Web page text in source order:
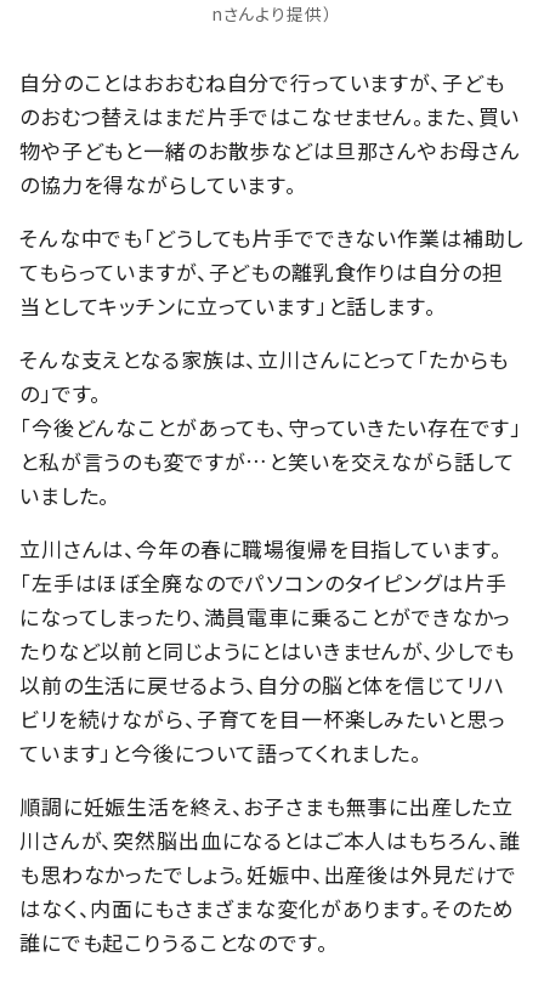
nさんより提供）
自分のことはおおむね自分で行っていますが、子ども
のおむつ替えはまだ片手ではこなせません。また、買い
物や子どもと一緒のお散歩などは旦那さんやお母さん
の協力を得ながらしています。
そんな中でも「どうしても片手でできない作業は補助し
てもらっていますが、子どもの離乳食作りは自分の担
当としてキッチンに立っています」と話します。
そんな支えとなる家族は、立川さんにとって「たからも
の」です。
「今後どんなことがあっても、守っていきたい存在です」
と私が言うのも変ですが…と笑いを交えながら話して
いました。
立川さんは、今年の春に職場復帰を目指しています。
「左手はほぼ全廃なのでパソコンのタイピングは片手
になってしまったり、満員電車に乗ることができなかっ
たりなど以前と同じようにとはいきませんが、少しでも
以前の生活に戻せるよう、自分の脳と体を信じてリハ
ビリを続けながら、子育てを目一杯楽しみたいと思っ
ています」と今後について語ってくれました。
順調に妊娠生活を終え、お子さまも無事に出産した立
川さんが、突然脳出血になるとはご本人はもちろん、誰
も思わなかったでしょう。妊娠中、出産後は外見だけで
はなく、内面にもさまざまな変化があります。そのため
誰にでも起こりうることなのです。